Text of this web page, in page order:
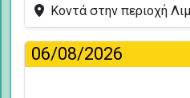
Κοντά στην περιοχή
06/08/2026